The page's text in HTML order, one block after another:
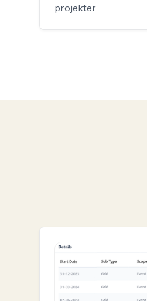
projekter